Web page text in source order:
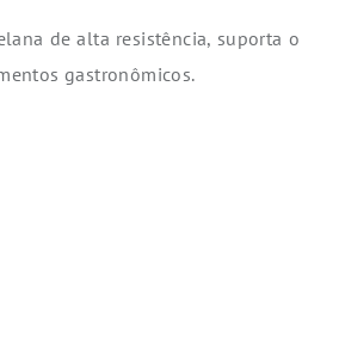
de alta resistência, suporta o
gastronômicos.